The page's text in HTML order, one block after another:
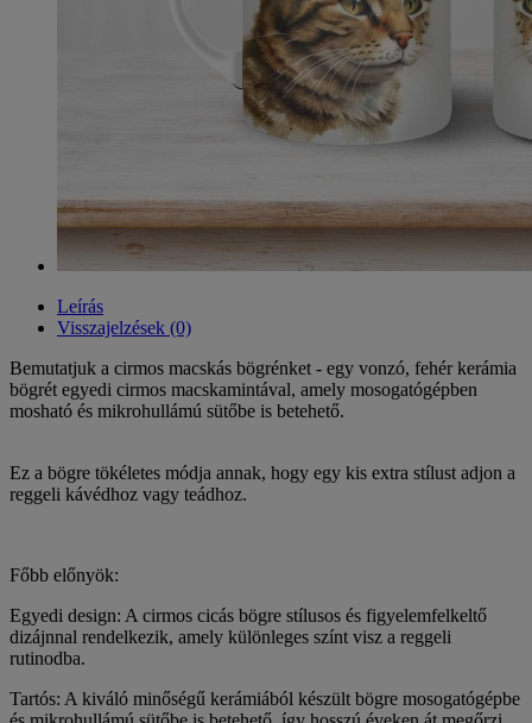
Leírás
Visszajelzések (0)
Bemutatjuk a cirmos macskás bögrénket - egy vonzó, fehér kerámia
bögrét egyedi cirmos macskamintával, amely mosogatógépben
mosható és mikrohullámú sütőbe is betehető.
Ez a bögre tökéletes módja annak, hogy egy kis extra stílust adjon a
reggeli kávédhoz vagy teádhoz.
Főbb előnyök:
Egyedi design: A cirmos cicás bögre stílusos és figyelemfelkeltő
dizájnnal rendelkezik, amely különleges színt visz a reggeli
rutinodba.
Tartós: A kiváló minőségű kerámiából készült bögre mosogatógépbe